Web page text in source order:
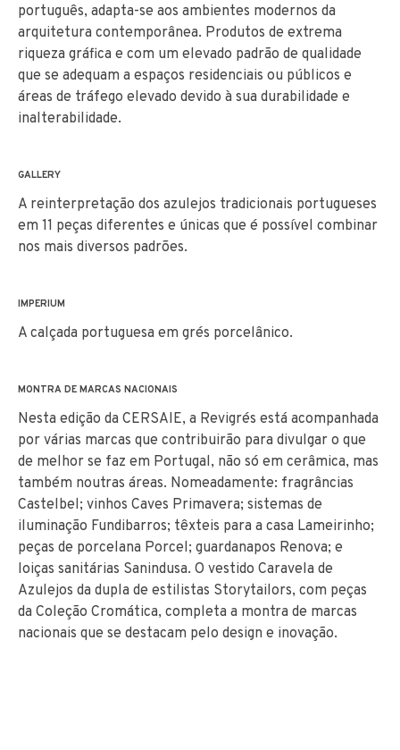
português, adapta-se aos ambientes modernos da
arquitetura contemporânea. Produtos de extrema
riqueza gráfica e com um elevado padrão de qualidade
que se adequam a espaços residenciais ou públicos e
áreas de tráfego elevado devido à sua durabilidade e
inalterabilidade.
GALLERY
A reinterpretação dos azulejos tradicionais portugueses
em 11 peças diferentes e únicas que é possível combinar
nos mais diversos padrões.
IMPERIUM
A calçada portuguesa em grés porcelânico.
MONTRA DE MARCAS NACIONAIS
Nesta edição da CERSAIE, a Revigrés está acompanhada
por várias marcas que contribuirão para divulgar o que
de melhor se faz em Portugal, não só em cerâmica, mas
também noutras áreas. Nomeadamente: fragrâncias
Castelbel; vinhos Caves Primavera; sistemas de
iluminação Fundibarros; têxteis para a casa Lameirinho;
peças de porcelana Porcel; guardanapos Renova; e
loiças sanitárias Sanindusa. O vestido Caravela de
Azulejos da dupla de estilistas Storytailors, com peças
da Coleção Cromática, completa a montra de marcas
nacionais que se destacam pelo design e inovação.